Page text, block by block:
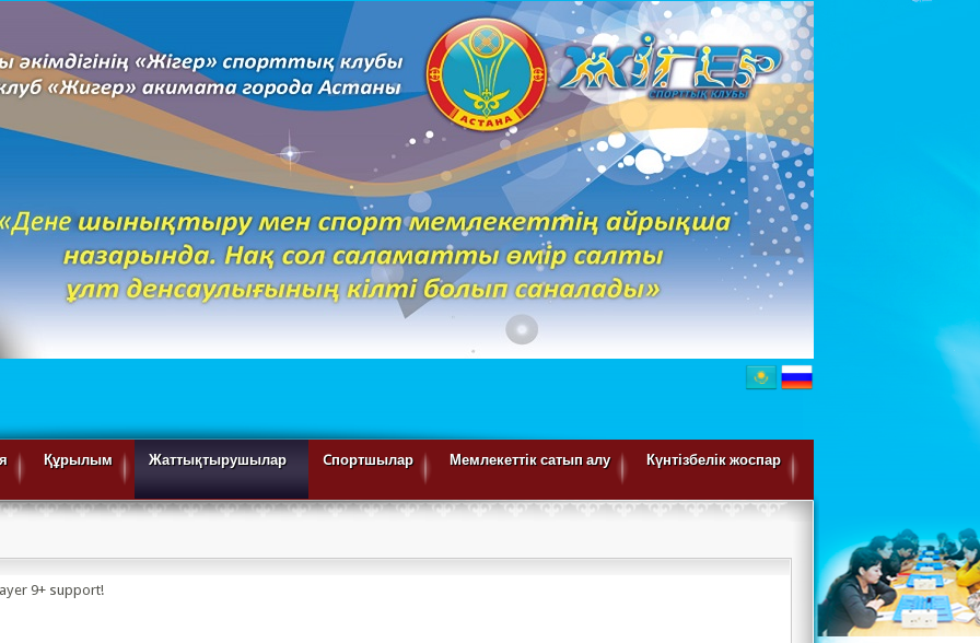
Құрылым Жаттықтырушылар Cпортшылар Мемлекеттік сатып алу Күнтізбелік жоспар
9+ support!